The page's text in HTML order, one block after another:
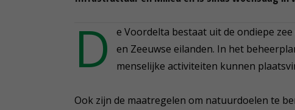
D
e Voordelta bestaat uit de ondiepe
en Zeeuwse eilanden. In het
menselijke activiteiten kunnen
Ook zijn de maatregelen om natuurdoelen te